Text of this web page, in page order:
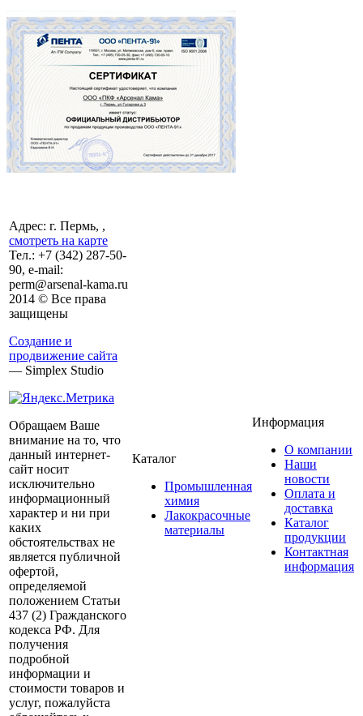
Адрес: г. Пермь, ,
смотреть на карте
Тел.: +7 (342) 287-50-
90, e-mail:
perm@arsenal-kama.ru
2014 © Все права
защищены
Создание и
продвижение сайта
— Simplex Studio
Обращаем Ваше
внимание на то, что
данный интернет-
сайт носит
исключительно
информационный
характер и ни при
каких
обстоятельствах не
является публичной
офертой,
определяемой
положением Статьи
437 (2) Гражданского
кодекса РФ. Для
получения
подробной
информации и
стоимости товаров и
услуг, пожалуйста
Каталог
Промышленная
химия
Лакокрасочные
материалы
Информация
О компании
Наши
новости
Оплата и
доставка
Каталог
продукции
Контактная
информация